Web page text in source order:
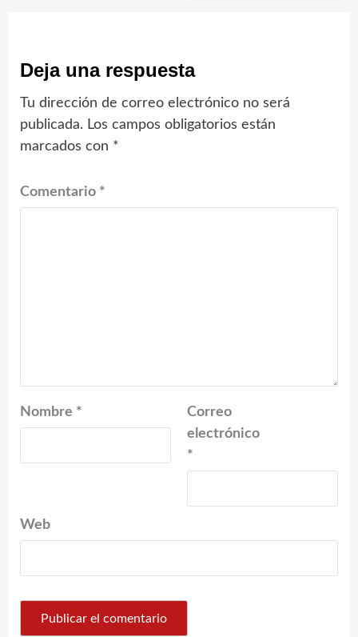
Deja una respuesta
Tu dirección de correo electrónico no será
publicada. Los campos obligatorios están
marcados con *
Comentario *
Nombre *
Correo
electrónico
*
Web